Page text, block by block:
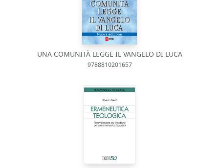
UNA COMUNITÀ LEGGE IL VANGELO DI LUCA
9788810201657